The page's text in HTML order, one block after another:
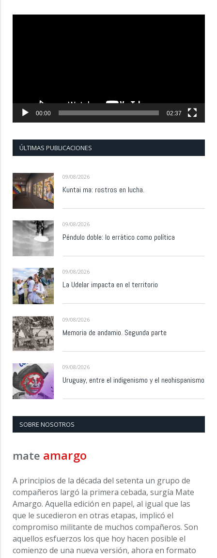
00:00 02:37
ÚLTIMAS PUBLICACIONES
09/08/2026
Kuntai ma: rostros en lucha.
09/08/2026
Péndulo doble: lo errático como política
09/08/2026
La Udelar impacta en el territorio
09/08/2026
Memoria de andamio. Segunda parte
09/08/2026
Uruguay, entre el indigenismo y el neohispanismo
SOBRE NOSOTROS
mate amargo
A principios de la década del setenta un grupo de
compañeros largó la primera cebada, surgía Mate
Amargo. Aquella edición en papel, al igual que las
que le sucedieron en otras etapas, implicó el
compromiso militante de muchos compañeros. Son
aquellos esfuerzos los que hoy hacen posible el
comienzo de una nueva versión, ahora en formato